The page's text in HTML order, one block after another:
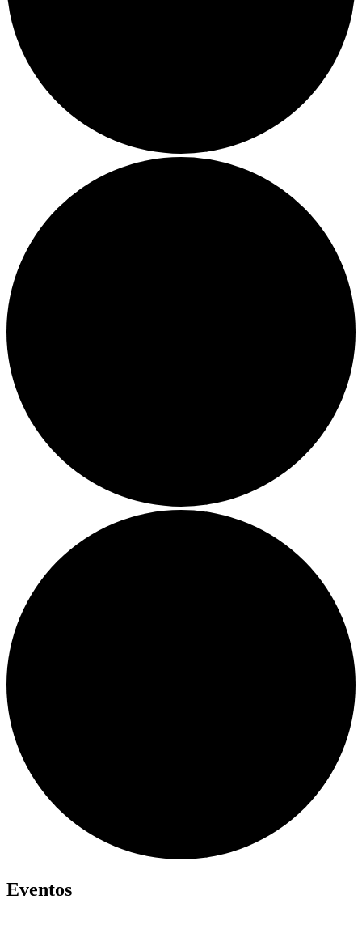
Eventos